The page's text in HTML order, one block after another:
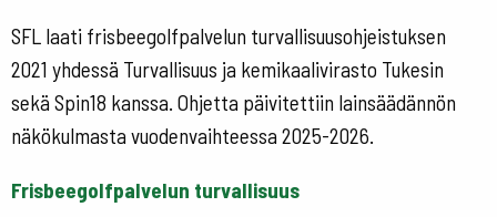
SFL laati frisbeegolfpalvelun turvallisuusohjeistuksen
2021 yhdessä Turvallisuus ja kemikaalivirasto Tukesin
sekä Spin18 kanssa. Ohjetta päivitettiin lainsäädännön
näkökulmasta vuodenvaihteessa 2025-2026.
Frisbeegolfpalvelun turvallisuus